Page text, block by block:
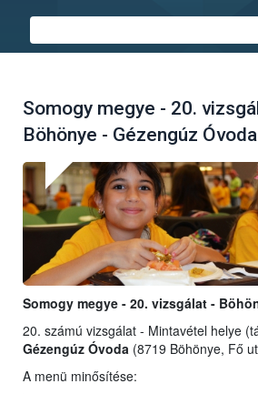
Somogy megye - 20.
Böhönye - Gézengúz Óvoda
Somogy megye - 20. vizsgálat -
20. számú vizsgálat - Mintavétel helye
Gézengúz Óvoda (8719 Böhönye, Fő
A menü minősítése: